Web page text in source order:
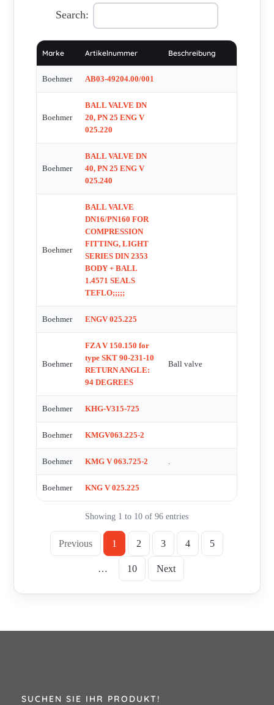
obsolete, replacement MKG V 160.750-2 050 100 MKG V
160.750-2 050 100 DN40 PAB423- 1 obsolete,replaced by Typ
PAB 523-I PAB 423-I Typ PAB 523-I DN8PN350D DN250 -
ANSI-CLASS 600-RF (0855227) 855227 9157340
MATERIAL-TEST CERTIFICATE 855228 EDS V 86116
057.0540 9.157.377 BHG V 315.720-1 DN 020 PN 315
(008.0844) bonnet for valve DN 040 PN 315 075.9070
(9.075.200.114.00.01) Type: FSA V 200 050 KHGV7 003.1474
168280 BHG V 500.308 32.705 44.143 DNF L 016.040 HFO
Search:
Marke Artikelnummer Beschreibung
Boehmer AB03-49204.00/001
Boehmer
BALL VALVE DN
20, PN 25 ENG V
025.220
Boehmer
BALL VALVE DN
40, PN 25 ENG V
025.240
Boehmer
BALL VALVE
DN16/PN160 FOR
COMPRESSION
FITTING, LIGHT
SERIES DIN 2353
BODY + BALL
1.4571 SEALS
TEFLO;;;;;
Boehmer ENGV 025.225
Boehmer
FZA V 150.150 for
type SKT 90-231-10
RETURN ANGLE:
94 DEGREES
Ball valve
Boehmer KHG-V315-725
Boehmer KMGV063.225-2
Boehmer KMG V 063.725-2
Boehmer KNG V 025.225
Showing 1 to 10 of 96 entries
Previous 1 2 3 4 5
… 10 Next
SUCHEN SIE IHR PRODUKT!